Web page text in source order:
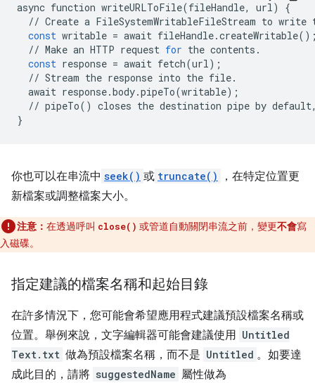
async function writeURLToFile(fileHandle, url)
{
// Create a FileSystemWritableFileStream to write
const writable = await fileHandle.createWritable
// Make an HTTP request for the contents .
const response = await fetch(url);
// Stream the response into the file.
await response.body.pipeTo(writable);
// pipeTo() closes the destination pipe by default
}
你也可以在串流中 seek() 或 truncate()
，在特定位置更
新檔案或調整檔案大小。
注意： 在透過呼叫 close() 或管道自動關閉串流之前，變更不會寫
入磁碟。
指定建議的檔案名稱和起始目錄
在許多情況下，您可能會希望應用程式建議預設檔案名稱或
位置。舉例來說，文字編輯器可能會建議使用 Untitled
Text.txt 做為預設檔案名稱，而不是 Untitled 。如要達
成此目的，請將 suggestedName 屬性做為